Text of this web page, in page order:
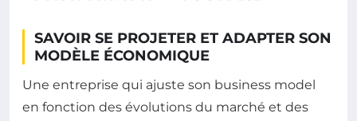
SAVOIR SE PROJETER ET ADAPTER SON
MODÈLE ÉCONOMIQUE
Une entreprise qui ajuste son business model
en fonction des évolutions du marché et des